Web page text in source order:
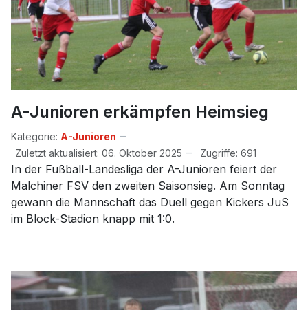
A-Junioren erkämpfen Heimsieg
Kategorie: A-Junioren
Zuletzt aktualisiert: 06. Oktober 2025
Zugriffe: 691
In der Fußball-Landesliga der A-Junioren feiert der
Malchiner FSV den zweiten Saisonsieg. Am Sonntag
gewann die Mannschaft das Duell gegen Kickers JuS
im Block-Stadion knapp mit 1:0.